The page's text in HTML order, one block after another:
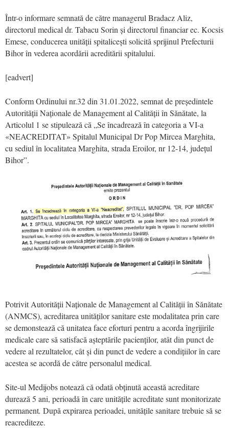
Într-o informare semnată de către managerul Bradacz Aliz,
directorul medical dr. Tabacu Sorin și directorul financiar ec. Kocsis
Emese, conducerea unității spitalicești solicită sprijinul Prefecturii
Bihor în vederea acordării acreditării spitalului.
[eadvert]
Conform Ordinului nr.32 din 31.01.2022, semnat de președintele
Autorității Naționale de Management al Calității în Sănătate, la
Articolul 1 se stipulează că „Se încadrează în categoria a VI-a
«NEACREDITAT» Spitalul Municipal Dr Pop Mircea Marghita,
cu sediul în localitatea Marghita, strada Eroilor, nr 12-14, județul
Bihor”.
Potrivit Autorității Naționale de Management al Calității în Sănătate
(ANMCS), acreditarea unităților sanitare este modalitatea prin care
se demonstează că unitatea face eforturi pentru a acorda îngrijirile
medicale care să satisfacă așteptările pacienților, atât din punct de
vedere al rezultatelor, cât și din punct de vedere a condițiilor în care
acestea se acordă de către personalul medical.
Site-ul Medijobs notează că odată obținută această acreditare
durează 5 ani, perioadă în care unitățile acreditate sunt monitorizate
permanent. După expirarea perioadei, unitățile sanitare trebuie să se
reacrediteze.